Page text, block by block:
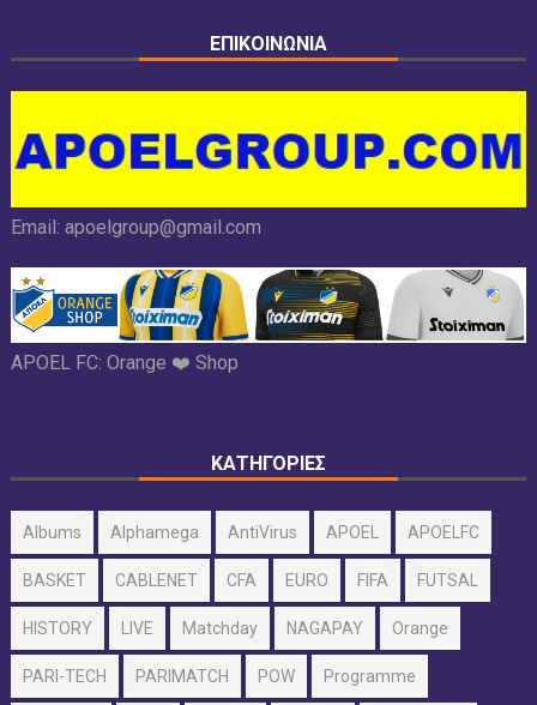
ΕΠΙΚΟΙΝΩΝΙΑ
Email: apoelgroup@gmail.com
APOEL FC: Orange ❤️ Shop
ΚΑΤΗΓΟΡΙΕΣ
Albums Alphamega AntiVirus APOEL APOELFC
BASKET CABLENET CFA EURO FIFA FUTSAL
HISTORY LIVE Matchday NAGAPAY Orange
PARI-TECH PARIMATCH POW Programme